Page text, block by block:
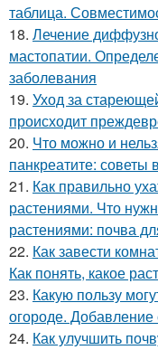
таблица.
18. Лечение
мастопатии.
заболевания
19. Уход за
происходит
20. Что можно и
панкреатите: советы
21. Как правильно
растениями. Что
растениями: почва
22. Как завести
Как понять, какое
23. Какую пользу
огороде. Добавление
24. Как улучшить